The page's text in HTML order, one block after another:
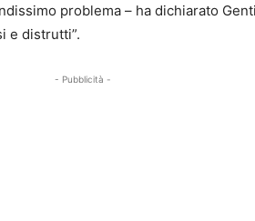
problema – ha dichiarato
e distrutti”.
- Pubblicità -